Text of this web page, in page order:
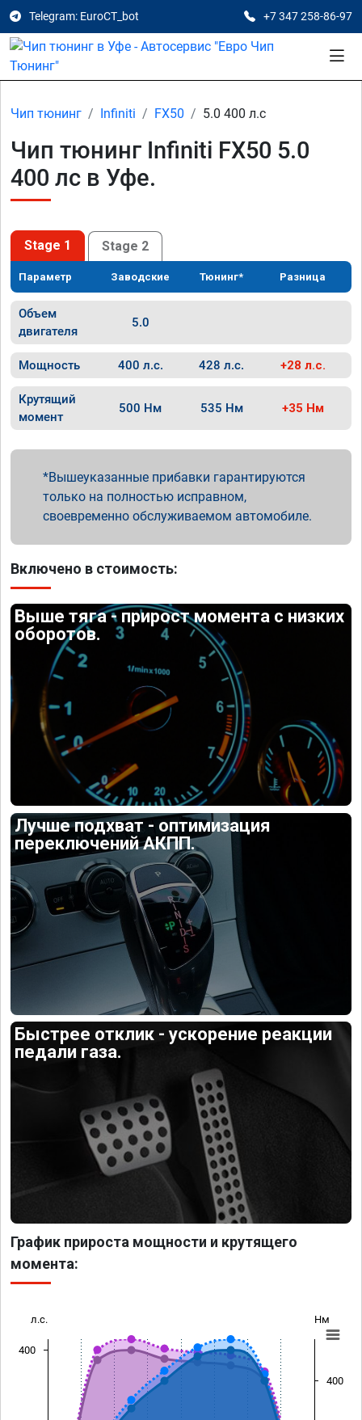
Telegram: EuroCT_bot +7 347 258-86-97
Чип тюнинг Infiniti FX50 5.0 400 л.с
Чип тюнинг Infiniti FX50 5.0
400 лс в Уфе.
Stage 1 Stage 2
Параметр Заводские Тюнинг* Разница
Объем
двигателя
5.0
Мощность 400 л.с. 428 л.с. +28 л.с.
Крутящий
момент
500 Нм 535 Нм +35 Нм
Вышеуказанные прибавки гарантируются
только на полностью исправном,
своевременно обслуживаемом автомобиле.
Включено в стоимость:
Выше тяга - прирост момента с низких
оборотов.
Лучше подхват - оптимизация
переключений АКПП.
Быстрее отклик - ускорение реакции
педали газа.
График прироста мощности и крутящего
момента:
л.с. Нм
400
400